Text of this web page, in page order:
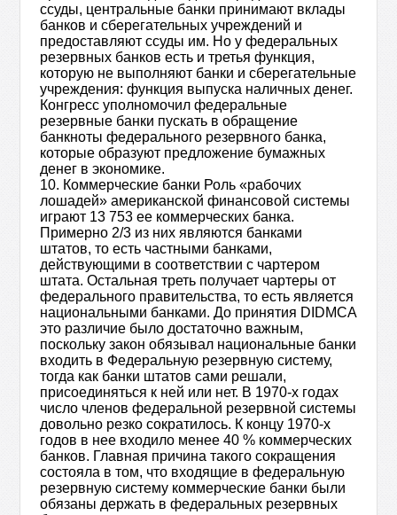
10. Коммерческие банки Роль «рабочих
лошадей» американской финансовой системы
играют 13 753 ее коммерческих банка.
Примерно 2/3 из них являются банками
штатов, то есть частными банками,
действующими в соответствии с чартером
штата. Остальная треть получает чартеры от
федерального правительства, то есть является
национальными банками. До принятия DIDMCA
это различие было достаточно важным,
поскольку закон обязывал национальные банки
входить в Федеральную резервную систему,
тогда как банки штатов сами решали,
присоединяться к ней или нет. В 1970-х годах
число членов федеральной резервной системы
довольно резко сократилось. К концу 1970-х
годов в нее входило менее 40 % коммерческих
банков. Главная причина такого сокращения
состояла в том, что входящие в федеральную
резервную систему коммерческие банки были
обязаны держать в федеральных резервных